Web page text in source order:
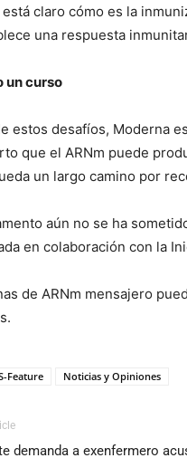
está claro cómo es la
una respuesta
un curso
estos desafíos, Moderna
que el ARNm puede
un largo camino por
aún no se ha
en colaboración con la
de ARNm mensajero
Feature Noticias y Opiniones
demanda a exenfermero